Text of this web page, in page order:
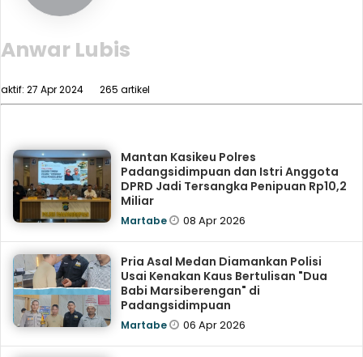
Anwar Lubis
aktif: 27 Apr 2024 265 artikel
Mantan Kasikeu Polres
Padangsidimpuan dan Istri Anggota
DPRD Jadi Tersangka Penipuan Rp10,2
Miliar
Martabe 08 Apr 2026
Pria Asal Medan Diamankan Polisi
Usai Kenakan Kaus Bertulisan "Dua
Babi Marsiberengan" di
Padangsidimpuan
Martabe 06 Apr 2026